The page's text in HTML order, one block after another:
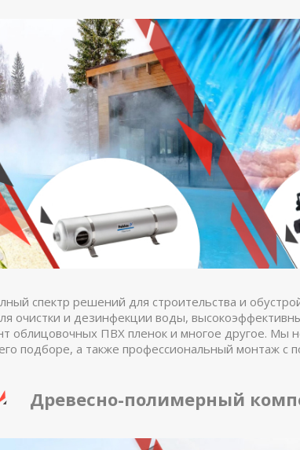
спектр решений для строительства и
очистки и дезинфекции воды,
облицовочных ПВХ пленок и многое другое. Мы
подборе, а также профессиональный монтаж с
Древесно-полимерный